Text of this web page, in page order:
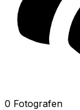
0 Fotografen